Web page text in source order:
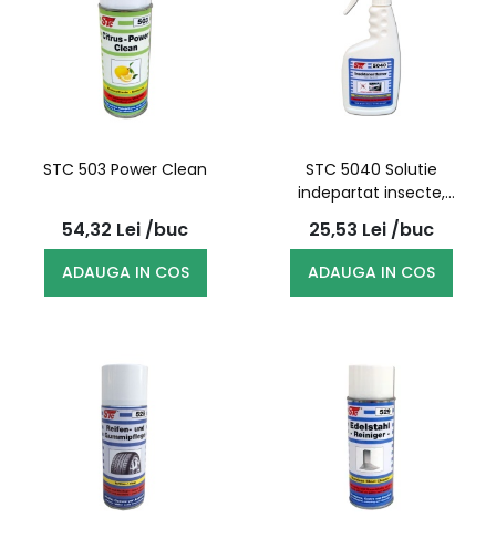
STC 503 Power Clean
54,32 Lei /buc
ADAUGA IN COS
STC 5040 Solutie
indepartat insecte,
pulverizator 500ml
25,53 Lei /buc
ADAUGA IN COS